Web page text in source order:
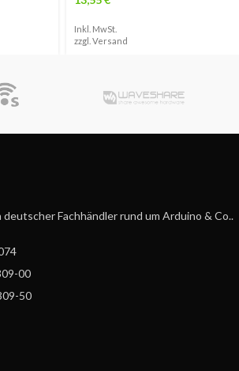
Inkl. MwSt.
zzgl. Versand
deutscher Fachhändler rund um Arduino & Co..
00
50